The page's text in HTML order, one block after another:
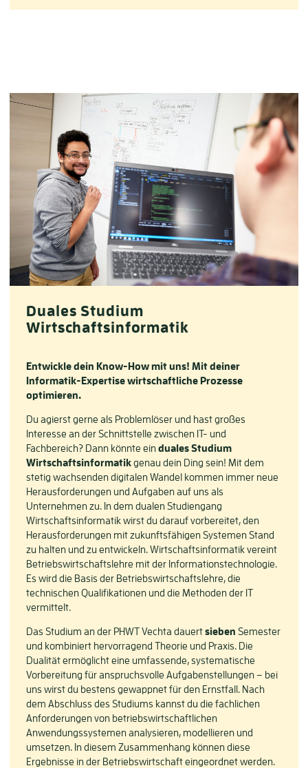
Duales Studium
Wirtschaftsinformatik
Entwickle dein Know-How mit uns! Mit deiner
Informatik-Expertise wirtschaftliche Prozesse
optimieren.
Du agierst gerne als Problemlöser und hast großes
Interesse an der Schnittstelle zwischen IT- und
Fachbereich? Dann könnte einduales Studium
Wirtschaftsinformatikgenau dein Ding sein! Mit dem
stetig wachsenden digitalen Wandel kommen immer neue
Herausforderungen und Aufgaben auf uns als
Unternehmen zu. In dem dualen Studiengang
Wirtschaftsinformatik wirst du darauf vorbereitet, den
Herausforderungen mit zukunftsfähigen Systemen Stand
zu halten und zu entwickeln. Wirtschaftsinformatik vereint
Betriebswirtschaftslehre mit der Informationstechnologie.
Es wird die Basis der Betriebswirtschaftslehre, die
technischen Qualifikationen und die Methoden der IT
vermittelt.
Das Studium an der PHWT Vechta dauertsieben Semester
und kombiniert hervorragend Theorie und Praxis. Die
Dualität ermöglicht eine umfassende, systematische
Vorbereitung für anspruchsvolle Aufgabenstellungen – bei
uns wirst du bestens gewappnet für den Ernstfall. Nach
dem Abschluss des Studiums kannst du die fachlichen
Anforderungen von betriebswirtschaftlichen
Anwendungssystemen analysieren, modellieren und
umsetzen. In diesem Zusammenhang können diese
Ergebnisse in der Betriebswirtschaft eingeordnet werden.